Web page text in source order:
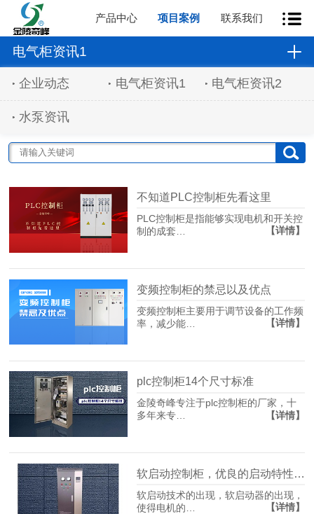
产品中心 项目案例 联系我们
电气柜资讯1
企业动态 电气柜资讯1 电气柜资讯2
水泵资讯
不知道PLC控制柜先看这里
PLC控制柜是指能够实现电机和开关控
制的成套…
【详情】
变频控制柜的禁忌以及优点
变频控制柜主要用于调节设备的工作频
率，减少能…
【详情】
plc控制柜14个尺寸标准
金陵奇峰专注于plc控制柜的厂家，十
多年来专…
【详情】
软启动控制柜，优良的启动特性让越来越多的用户青睐
软启动技术的出现，软启动器的出现，
使得电机的…
【详情】